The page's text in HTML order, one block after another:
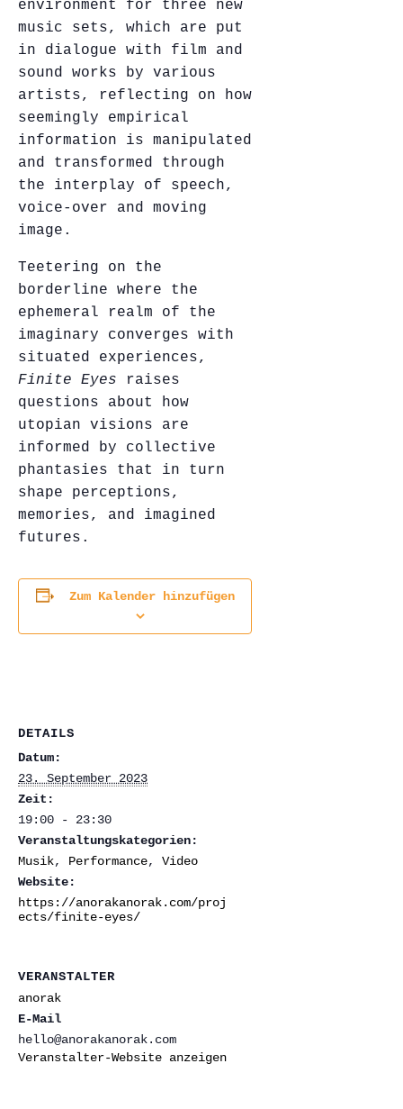
environment for three new
music sets, which are put
in dialogue with film and
sound works by various
artists, reflecting on how
seemingly empirical
information is manipulated
and transformed through
the interplay of speech,
voice-over and moving
image.
Teetering on the
borderline where the
ephemeral realm of the
imaginary converges with
situated experiences,
Finite Eyes raises
questions about how
utopian visions are
informed by collective
phantasies that in turn
shape perceptions,
memories, and imagined
futures.
Zum Kalender hinzufügen
DETAILS
Datum:
23. September 2023
Zeit:
19:00 - 23:30
Veranstaltungskategorien:
Musik, Performance, Video
Website:
https://anorakanorak.com/proj
ects/finite-eyes/
VERANSTALTER
anorak
E-Mail
hello@anorakanorak.com
Veranstalter-Website anzeigen